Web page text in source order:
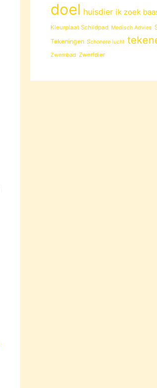
doel huisdier ik zoek
Kleurplaat Schildpad Medisch Advies
Tekeningen Schonere lucht
Zwembad Zwerfdier